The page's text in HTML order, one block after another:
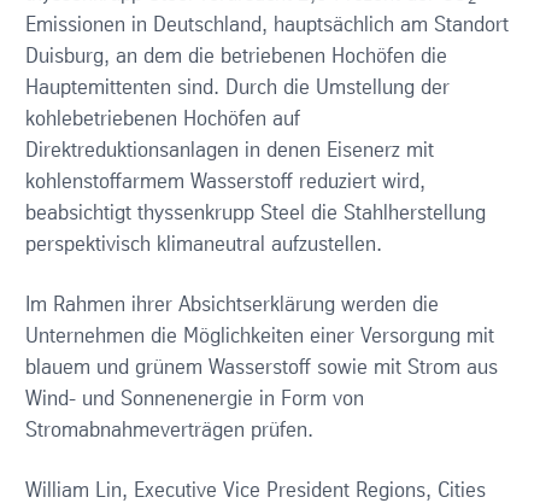
Emissionen in Deutschland, hauptsächlich am Standort
Duisburg, an dem die betriebenen Hochöfen die
Hauptemittenten sind. Durch die Umstellung der
kohlebetriebenen Hochöfen auf
Direktreduktionsanlagen in denen Eisenerz mit
kohlenstoffarmem Wasserstoff reduziert wird,
beabsichtigt thyssenkrupp Steel die Stahlherstellung
perspektivisch klimaneutral aufzustellen.
Im Rahmen ihrer Absichtserklärung werden die
Unternehmen die Möglichkeiten einer Versorgung mit
blauem und grünem Wasserstoff sowie mit Strom aus
Wind- und Sonnenenergie in Form von
Stromabnahmeverträgen prüfen.
William Lin, Executive Vice President Regions, Cities